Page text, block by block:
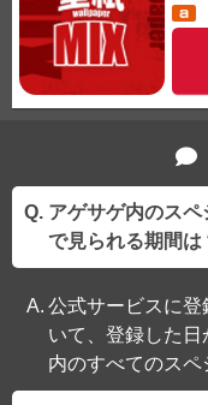
アゲサゲ内のス
で見られる期間は
公式サービスに
いて、登録した
内のすべてのスペ